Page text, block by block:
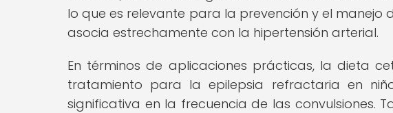
lo que es relevante para la prevención y el manejo
asocia estrechamente con la hipertensión arterial.
En términos de aplicaciones prácticas, la dieta
tratamiento para la epilepsia refractaria en
significativa en la frecuencia de las convulsiones.